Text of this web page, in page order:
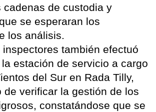
cadenas de custodia y
se esperaran los
los análisis.
también efectuó
estación de servicio a cargo
del Sur en Rada Tilly,
de verificar la gestión de los
constatándose que se